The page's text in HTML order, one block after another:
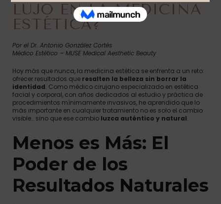
LUJO EN LA MEDICINA
ESTÉTICA?
Por el Dr. Antonio González Cortés
Médico Estético – MUSE Medical Aesthetic Beauty
Hoy más que nunca, la medicina estética se enfrenta a un reto:
ofrecer resultados que resalten la belleza sin borrar la
identidad. Como médico cirujano especializado en estética
facial y corporal, con años dedicados al estudio y práctica de
procedimientos mínimamente invasivos, he aprendido que lo
más importante en cualquier tratamiento no es solo el cambio
visible… sino que ese cambio luzca auténtico y natural.
Menos es Más: El
Poder de los
Resultados Naturales